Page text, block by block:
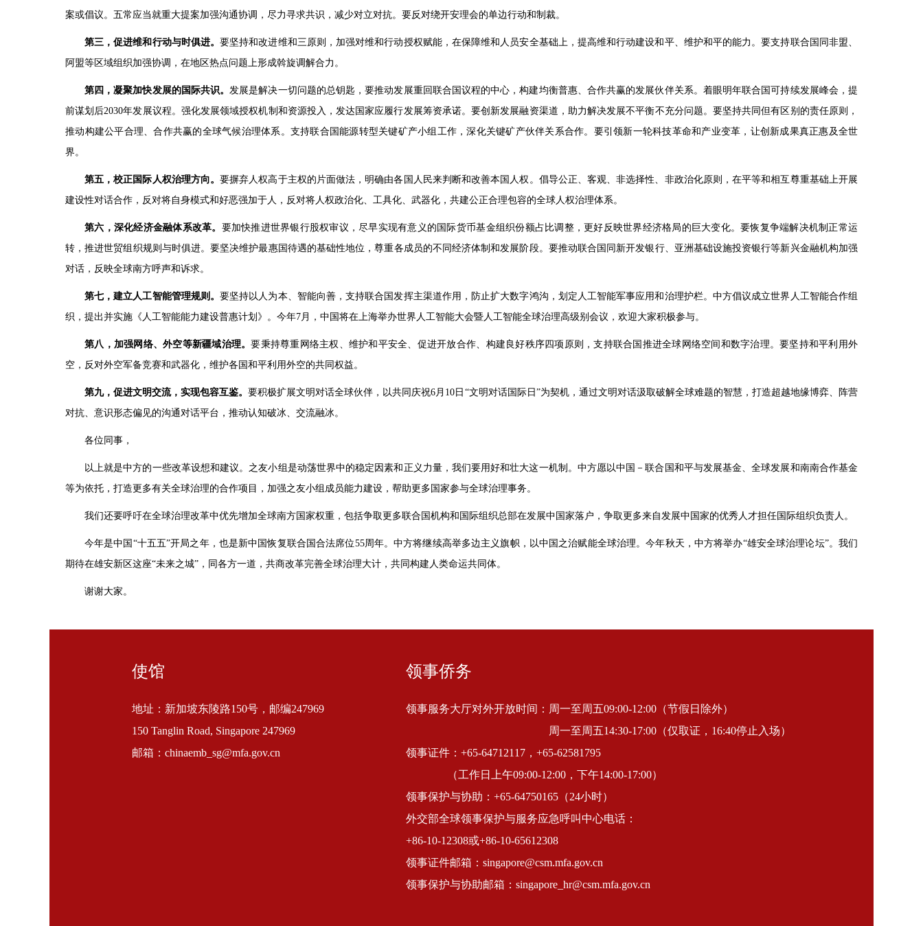
案或倡议。五常应当就重大提案加强沟通协调，尽力寻求共识，减少对立对抗。要反对绕开安理会的单边行动和制裁。
第三，促进维和行动与时俱进。要坚持和改进维和三原则，加强对维和行动授权赋能，在保障维和人员安全基础上，提高维和行动建设和平、维护和平的能力。要支持联合国同非盟、
阿盟等区域组织加强协调，在地区热点问题上形成斡旋调解合力。
第四，凝聚加快发展的国际共识。发展是解决一切问题的总钥匙，要推动发展重回联合国议程的中心，构建均衡普惠、合作共赢的发展伙伴关系。着眼明年联合国可持续发展峰会，提
前谋划后2030年发展议程。强化发展领域授权机制和资源投入，发达国家应履行发展筹资承诺。要创新发展融资渠道，助力解决发展不平衡不充分问题。要坚持共同但有区别的责任原则，
推动构建公平合理、合作共赢的全球气候治理体系。支持联合国能源转型关键矿产小组工作，深化关键矿产伙伴关系合作。要引领新一轮科技革命和产业变革，让创新成果真正惠及全世
界。
第五，校正国际人权治理方向。要摒弃人权高于主权的片面做法，明确由各国人民来判断和改善本国人权。倡导公正、客观、非选择性、非政治化原则，在平等和相互尊重基础上开展
建设性对话合作，反对将自身模式和好恶强加于人，反对将人权政治化、工具化、武器化，共建公正合理包容的全球人权治理体系。
第六，深化经济金融体系改革。 要加快推进世界银行股权审议，尽早实现有意义的国际货币基金组织份额占比调整，更好反映世界经济格局的巨大变化。要恢复争端解决机制正常运
转，推进世贸组织规则与时俱进。要坚决维护最惠国待遇的基础性地位，尊重各成员的不同经济体制和发展阶段。要推动联合国同新开发银行、亚洲基础设施投资银行等新兴金融机构加强
对话，反映全球南方呼声和诉求。
第七，建立人工智能管理规则。要坚持以人为本、智能向善，支持联合国发挥主渠道作用，防止扩大数字鸿沟，划定人工智能军事应用和治理护栏。中方倡议成立世界人工智能合作组
织，提出并实施《人工智能能力建设普惠计划》。今年7月，中国将在上海举办世界人工智能大会暨人工智能全球治理高级别会议，欢迎大家积极参与。
第八，加强网络、外空等新疆域治理。要秉持尊重网络主权、维护和平安全、促进开放合作、构建良好秩序四项原则，支持联合国推进全球网络空间和数字治理。要坚持和平利用外
空，反对外空军备竞赛和武器化，维护各国和平利用外空的共同权益。
第九，促进文明交流，实现包容互鉴。要积极扩展文明对话全球伙伴，以共同庆祝6月10日“文明对话国际日”为契机，通过文明对话汲取破解全球难题的智慧，打造超越地缘博弈、阵营
对抗、意识形态偏见的沟通对话平台，推动认知破冰、交流融冰。
各位同事，
以上就是中方的一些改革设想和建议。之友小组是动荡世界中的稳定因素和正义力量，我们要用好和壮大这一机制。中方愿以中国－联合国和平与发展基金、全球发展和南南合作基金
等为依托，打造更多有关全球治理的合作项目，加强之友小组成员能力建设，帮助更多国家参与全球治理事务。
我们还要呼吁在全球治理改革中优先增加全球南方国家权重，包括争取更多联合国机构和国际组织总部在发展中国家落户，争取更多来自发展中国家的优秀人才担任国际组织负责人。
今年是中国“十五五”开局之年，也是新中国恢复联合国合法席位55周年。中方将继续高举多边主义旗帜，以中国之治赋能全球治理。今年秋天，中方将举办“雄安全球治理论坛”。我们
期待在雄安新区这座“未来之城”，同各方一道，共商改革完善全球治理大计，共同构建人类命运共同体。
谢谢大家。
使馆
地址：新加坡东陵路150号，邮编247969
150 Tanglin Road, Singapore 247969
邮箱：chinaemb_sg@mfa.gov.cn
领事侨务
领事服务大厅对外开放时间：周一至周五09:00-12:00（节假日除外）
周一至周五14:30-17:00（仅取证，16:40停止入场）
领事证件：+65-64712117，+65-62581795
（工作日上午09:00-12:00，下午14:00-17:00）
领事保护与协助：+65-64750165（24小时）
外交部全球领事保护与服务应急呼叫中心电话：
+86-10-12308或+86-10-65612308
领事证件邮箱：singapore@csm.mfa.gov.cn
领事保护与协助邮箱：singapore_hr@csm.mfa.gov.cn